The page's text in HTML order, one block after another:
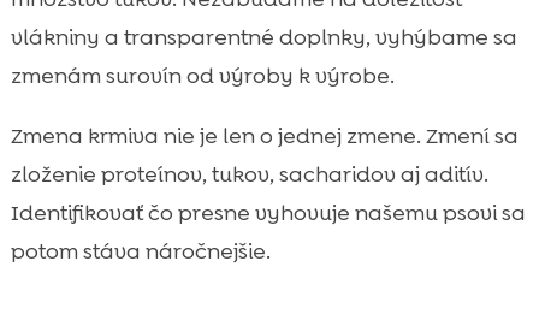
vlákniny a transparentné doplnky, vyhýbame sa
zmenám surovín od výroby k výrobe.
Zmena krmiva nie je len o jednej zmene. Zmení sa
zloženie proteínov, tukov, sacharidov aj aditív.
Identifikovať čo presne vyhovuje našemu psovi sa
potom stáva náročnejšie.